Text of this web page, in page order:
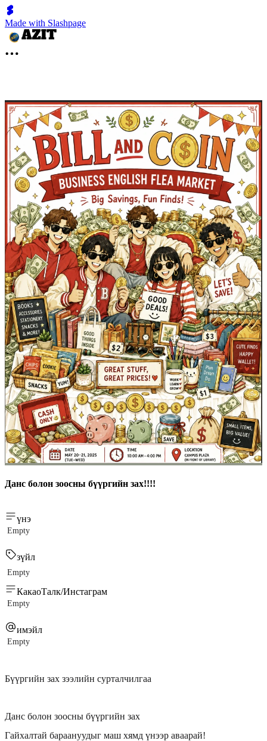
Made with Slashpage
Данс болон зоосны бүүргийн зах!!!!
үнэ
Empty
зүйл
Empty
КакаоТалк/Инстаграм
Empty
имэйл
Empty
Бүүргийн зах зээлийн сурталчилгаа
Данс болон зоосны бүүргийн зах
Гайхалтай бараануудыг маш хямд үнээр аваарай!